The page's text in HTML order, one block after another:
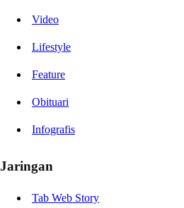
Video
Lifestyle
Feature
Obituari
Infografis
Jaringan
Tab Web Story